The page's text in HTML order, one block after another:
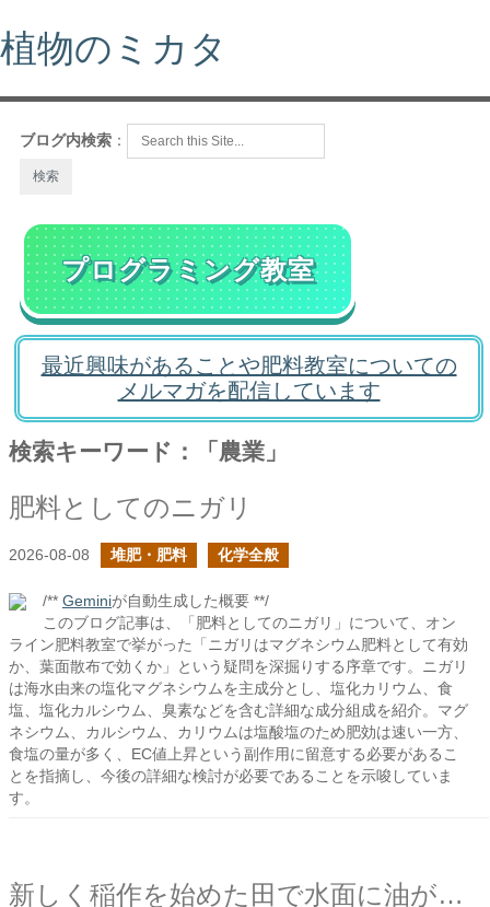
植物のミカタ
ブログ内検索 ：
プログラミング教室
最近興味があることや肥料教室についての
メルマガを配信しています
検索キーワード：「農業」
肥料としてのニガリ
2026-08-08 堆肥・肥料 化学全般
/** Geminiが自動生成した概要 **/
このブログ記事は、「肥料としてのニガリ」について、オン
ライン肥料教室で挙がった「ニガリはマグネシウム肥料として有効
か、葉面散布で効くか」という疑問を深掘りする序章です。ニガリ
は海水由来の塩化マグネシウムを主成分とし、塩化カリウム、食
塩、塩化カルシウム、臭素などを含む詳細な成分組成を紹介。マグ
ネシウム、カルシウム、カリウムは塩酸塩のため肥効は速い一方、
食塩の量が多く、EC値上昇という副作用に留意する必要があるこ
とを指摘し、今後の詳細な検討が必要であることを示唆していま
す。
新しく稲作を始めた田で水面に油が浮いていた